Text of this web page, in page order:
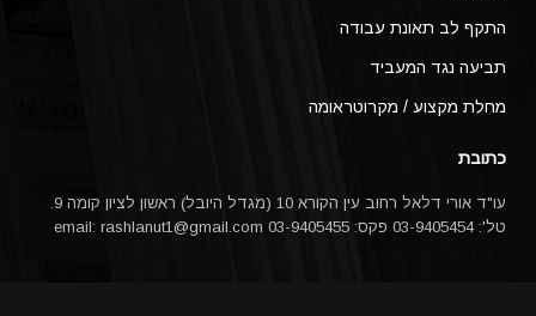
התקף לב תאונת עבודה
תביעה נגד המעביד
מחלת מקצוע / מקרוטראומה
כתובת
עו"ד אורי דלאל רחוב עין הקורא 10 (מגדל היובל) ראשון לציון קומה 9.
טל': 03-9405454 פקס: 03-9405455 email:
rashlanut1@gmail.com